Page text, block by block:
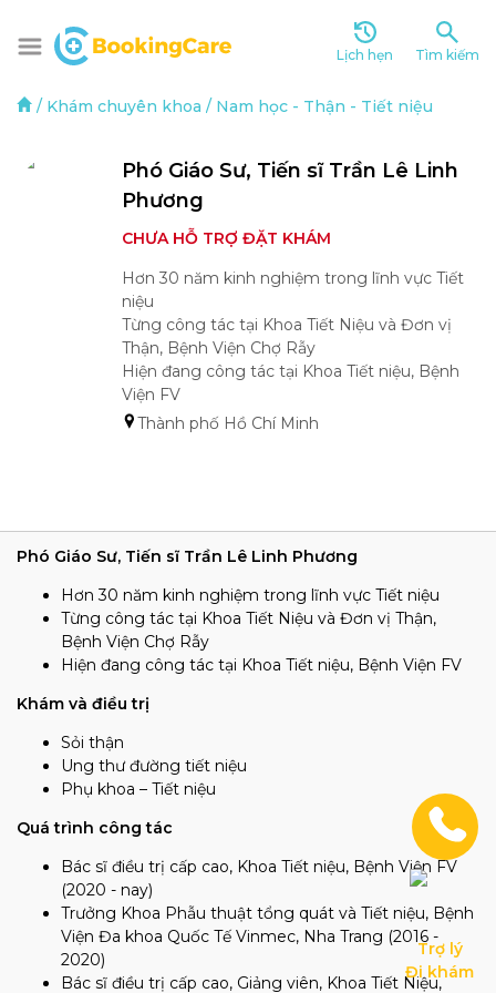
Lịch hẹn Tìm kiếm
/ Khám chuyên khoa / Nam học - Thận - Tiết niệu
Phó Giáo Sư, Tiến sĩ Trần Lê Linh
Phương
CHƯA HỖ TRỢ ĐẶT KHÁM
Hơn 30 năm kinh nghiệm trong lĩnh vực Tiết
niệu
Từng công tác tại Khoa Tiết Niệu và Đơn vị
Thận, Bệnh Viện Chợ Rẫy
Hiện đang công tác tại Khoa Tiết niệu, Bệnh
Viện FV
Thành phố Hồ Chí Minh
Phó Giáo Sư, Tiến sĩ Trần Lê Linh Phương
Hơn 30 năm kinh nghiệm trong lĩnh vực Tiết niệu
Từng công tác tại Khoa Tiết Niệu và Đơn vị Thận,
Bệnh Viện Chợ Rẫy
Hiện đang công tác tại Khoa Tiết niệu, Bệnh Viện FV
Khám và điều trị
Sỏi thận
Ung thư đường tiết niệu
Phụ khoa – Tiết niệu
Quá trình công tác
Bác sĩ điều trị cấp cao, Khoa Tiết niệu, Bệnh Viện FV
(2020 - nay)
Trưởng Khoa Phẫu thuật tổng quát và Tiết niệu, Bệnh
Viện Đa khoa Quốc Tế Vinmec, Nha Trang (2016 -
2020)
Bác sĩ điều trị cấp cao, Giảng viên, Khoa Tiết Niệu,
Trợ lý
Đi khám